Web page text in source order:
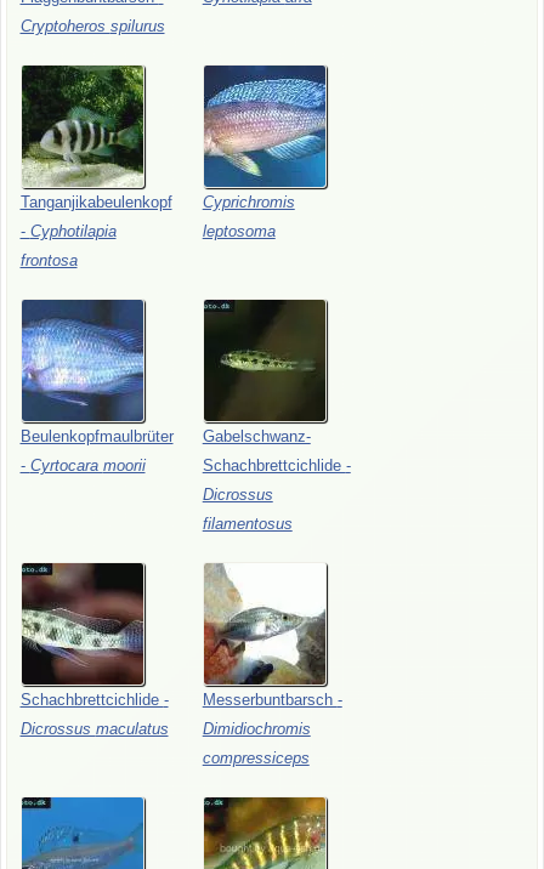
Cryptoheros spilurus
Tanganjikabeulenkopf
- Cyphotilapia
frontosa
Cyprichromis
leptosoma
Beulenkopfmaulbrüter
- Cyrtocara moorii
Gabelschwanz-
Schachbrettcichlide -
Dicrossus
filamentosus
Schachbrettcichlide -
Dicrossus maculatus
Messerbuntbarsch -
Dimidiochromis
compressiceps